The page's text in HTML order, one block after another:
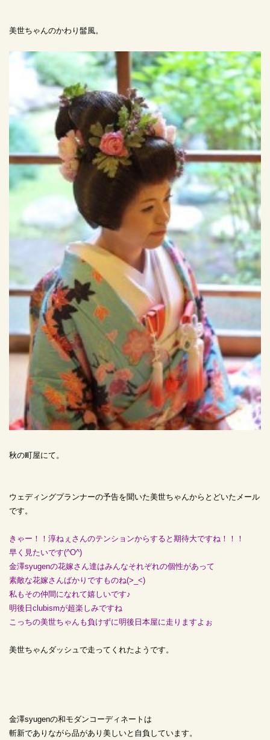
美世ちゃんのかわり髷風。
秋の町屋にて。
ウェディングプランナーの予告を聞いた美世ちゃんからとどいたメール
です。
きゃー！！淳ねぇさんのテンションからすると期待大ですね！！！
早く見たいです(^O^)
金澤syugenの花嫁さん達はみんなそれぞれの個性があって
素敵な花嫁さんばかりですものね(>_<)
私もその仲間になれて嬉しいです♪
明後日clubismが超楽しみですね
こっちの美世ちゃんも負けずに明後日本屋に走りますよぉ
美世ちゃんダッシュで走ってくれたようです。
金澤syugenの和モダンコーディネートは
斬新でありながら品があり美しいと自負しています。